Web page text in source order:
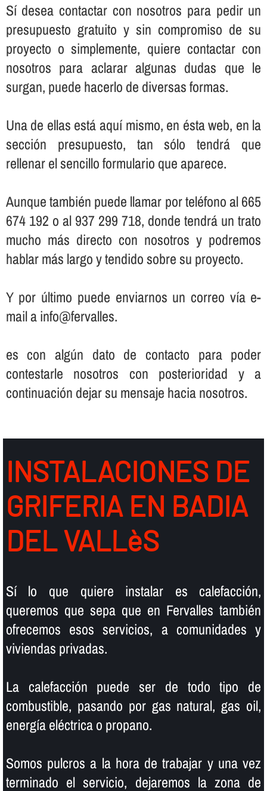
Sí­ desea contactar con nosotros para pedir un
presupuesto gratuito y sin compromiso de su
proyecto o simplemente, quiere contactar con
nosotros para aclarar algunas dudas que le
surgan, puede hacerlo de diversas formas.
Una de ellas está aquí­ mismo, en ésta web, en la
sección presupuesto, tan sólo tendrá que
rellenar el sencillo formulario que aparece.
Aunque también puede llamar por teléfono al 665
674 192 o al 937 299 718, donde tendrá un trato
mucho más directo con nosotros y podremos
hablar más largo y tendido sobre su proyecto.
Y por último puede enviarnos un correo ví­a e-
mail a info@fervalles.
es con algún dato de contacto para poder
contestarle nosotros con posterioridad y a
continuación dejar su mensaje hacia nosotros.
INSTALACIONES DE
GRIFERIA EN BADIA
DEL VALLèS
Sí­ lo que quiere instalar es calefacción,
queremos que sepa que en Fervalles también
ofrecemos esos servicios, a comunidades y
viviendas privadas.
La calefacción puede ser de todo tipo de
combustible, pasando por gas natural, gas oil,
energí­a eléctrica o propano.
Somos pulcros a la hora de trabajar y una vez
terminado el servicio, dejaremos la zona de